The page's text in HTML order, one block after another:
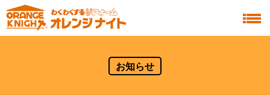
お知らせ